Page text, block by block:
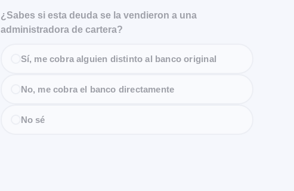
¿Sabes si esta deuda se la vendieron a una
administradora de cartera?
Sí, me cobra alguien distinto al banco original
No, me cobra el banco directamente
No sé